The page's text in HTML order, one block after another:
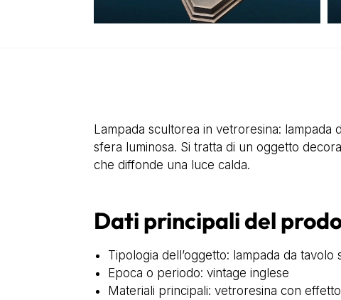
Lampada scultorea in vetroresina: lampada
sfera luminosa. Si tratta di un oggetto
che diffonde una luce calda.
Dati principali del
Tipologia dell’oggetto: lampada da tavolo
Epoca o periodo: vintage inglese
Materiali principali: vetroresina con